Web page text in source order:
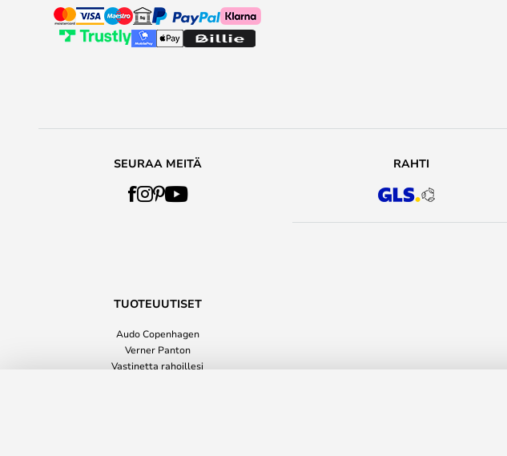
SEURAA MEITÄ RAHTI
TUOTEUUTISET
Audo Copenhagen
Verner Panton
Vastinetta rahoillesi